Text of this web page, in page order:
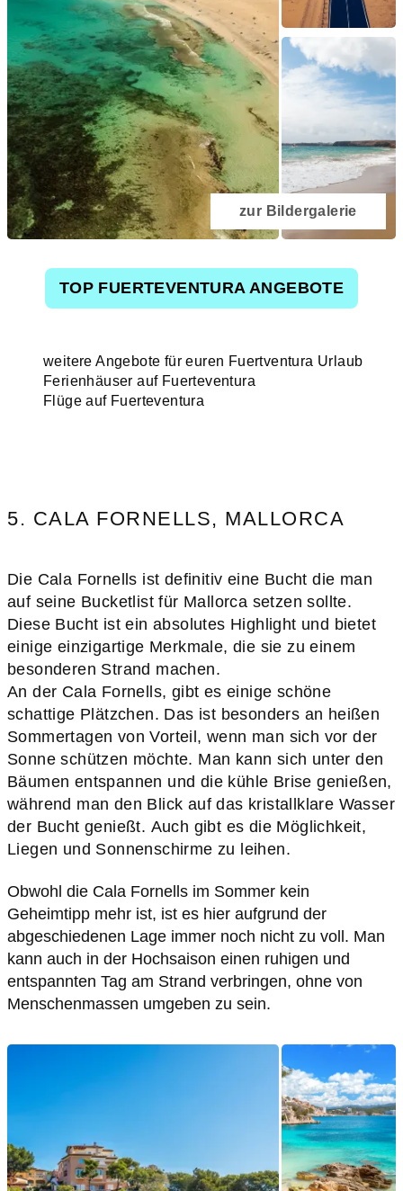
zur Bildergalerie
TOP FUERTEVENTURA ANGEBOTE
weitere Angebote für euren Fuertventura Urlaub
Ferienhäuser auf Fuerteventura
Flüge auf Fuerteventura
5. CALA FORNELLS, MALLORCA
Die Cala Fornells ist definitiv eine Bucht die man
auf seine Bucketlist für Mallorca setzen sollte.
Diese Bucht ist ein absolutes Highlight und bietet
einige einzigartige Merkmale, die sie zu einem
besonderen Strand machen.
An der Cala Fornells, gibt es einige schöne
schattige Plätzchen. Das ist besonders an heißen
Sommertagen von Vorteil, wenn man sich vor der
Sonne schützen möchte. Man kann sich unter den
Bäumen entspannen und die kühle Brise genießen,
während man den Blick auf das kristallklare Wasser
der Bucht genießt. Auch gibt es die Möglichkeit,
Liegen und Sonnenschirme zu leihen.
Obwohl die Cala Fornells im Sommer kein
Geheimtipp mehr ist, ist es hier aufgrund der
abgeschiedenen Lage immer noch nicht zu voll. Man
kann auch in der Hochsaison einen ruhigen und
entspannten Tag am Strand verbringen, ohne von
Menschenmassen umgeben zu sein.